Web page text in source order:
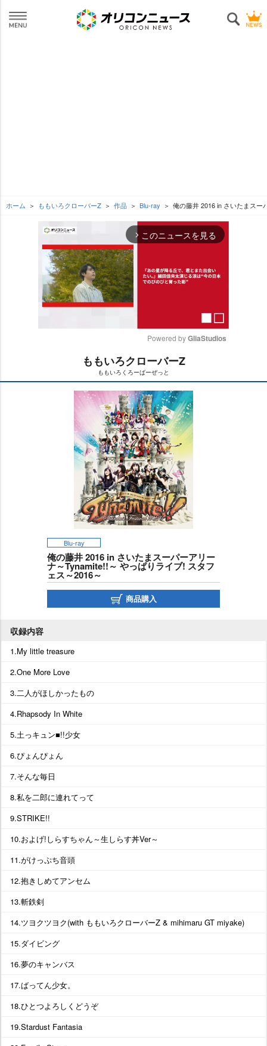
ホーム ももいろクローバーZ 作品 Blu-ray 俺の藤井 2016 in さいたまスー
arrow_forward_ios このニュースを見る
t
e
Powered by GliaStudios
ももいろクローバーZ
ももいろくろーばーぜっと
Blu-ray
俺の藤井 2016 in さいたまスーパーアリー
ナ～Tynamite!!～ やっぱりライブ! スタフ
ェス～2016～
商品購入
収録内容
1.My little treasure
2.One More Love
3.二人がほしかったもの
4.Rhapsody In White
5.土っキュン■!!少女
6.ぴょんぴょん
7.そんな毎日
8.私を二郎に連れてって
9.STRIKE!!
10.およげ!しらすちゃん～生しらす丼Ver～
11.がけっぷち音頭
12.抱きしめてアンセム
13.斬鉄剣
14.ツヨクツヨク(with ももいろクローバーZ & mihimaru GT miyake)
15.ダイビング
16.夢のキャンバス
17.ばってん少女。
18.ひとつよろしくどうぞ
19.Stardust Fantasia